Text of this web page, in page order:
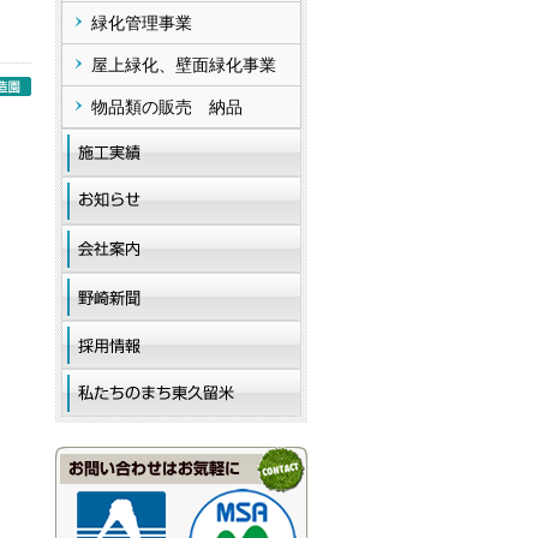
緑化管理事業
屋上緑化、壁面緑化事業
物品類の販売 納品